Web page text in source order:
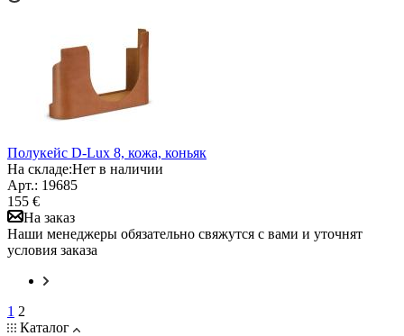
Полукейс D-Lux 8, кожа, коньяк
На складе:Нет в наличии
Арт.: 19685
155 €
На заказ
Наши менеджеры обязательно свяжутся с вами и уточнят
условия заказа
1 2
Каталог